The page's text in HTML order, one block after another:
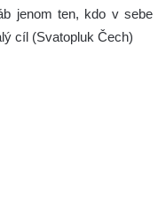
jenom ten, kdo v sebe
cíl (Svatopluk Čech)